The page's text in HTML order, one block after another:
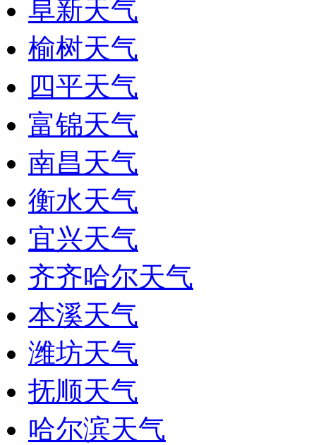
阜新天气
榆树天气
四平天气
富锦天气
南昌天气
衡水天气
宜兴天气
齐齐哈尔天气
本溪天气
潍坊天气
抚顺天气
哈尔滨天气